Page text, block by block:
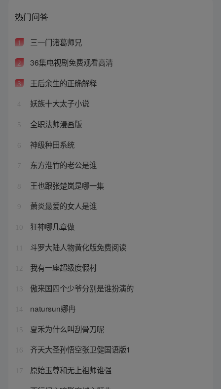
热门问答
1 三一门诸葛师兄
2 36集电视剧免费观看高清
3 王后余生的正确解释
4 妖族十大太子小说
5 全职法师漫画版
6 神级种田系统
7 东方淮竹的老公是谁
8 王也跟张楚岚是哪一集
9 萧炎最爱的女人是谁
10 狂神哪几章做
斗罗大陆人物黄化版免费阅读
12 我有一座超级度假村
13 傲来国四个少爷分别是谁扮演的
14 natursun娜冉
15 夏禾为什么叫刮骨刀呢
16 齐天大圣孙悟空张卫健国语版1
17 原始玉尊和无上祖师谁强